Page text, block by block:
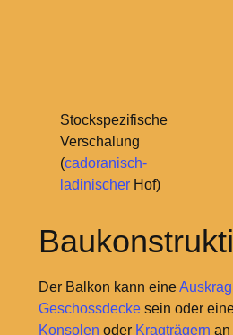
Stockspezifische
Verschalung
(cadoranisch-
ladinischerHof)
Der Balkon kann eine
Geschossdeckesein oder
Konsolen oder Kragträgern an